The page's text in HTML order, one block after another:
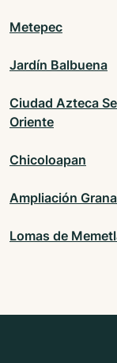
Metepec
Jardín Balbuena
Ciudad Azteca
Oriente
Chicoloapan
Ampliación
Lomas de